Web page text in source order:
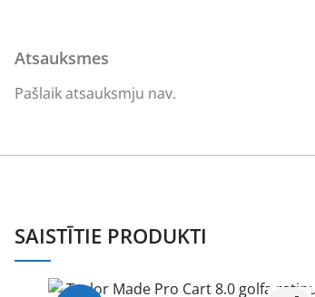
Atsauksmes
Pašlaik atsauksmju nav.
SAISTĪTIE PRODUKTI